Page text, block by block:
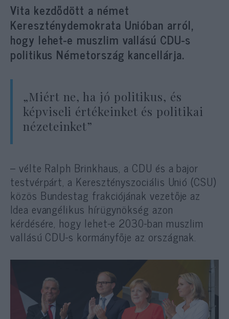
Vita kezdődött a német
Kereszténydemokrata Unióban arról,
hogy lehet-e muszlim vallású CDU-s
politikus Németország kancellárja.
„Miért ne, ha jó politikus, és
képviseli értékeinket és politikai
nézeteinket”
– vélte Ralph Brinkhaus, a CDU és a bajor
testvérpárt, a Keresztényszociális Unió (CSU)
közös Bundestag frakciójának vezetője az
Idea evangélikus hírügynökség azon
kérdésére, hogy lehet-e 2030-ban muszlim
vallású CDU-s kormányfője az országnak.